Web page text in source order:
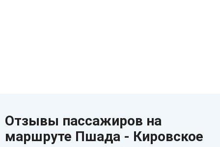
Отзывы пассажиров на
маршруте Пшада - Кировское